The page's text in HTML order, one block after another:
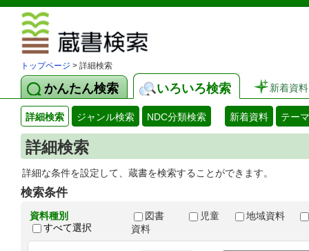
トップページ > 詳細検索
かんたん検索 いろいろ検索 新着資料
詳細検索 ジャンル検索 NDC分類検索 新着資料 テー
詳細検索
詳細な条件を設定して、蔵書を検索することができます。
検索条件
資料種別
すべて選択
図書 児童
地域資料
資料